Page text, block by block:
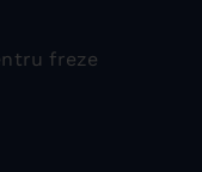
freze